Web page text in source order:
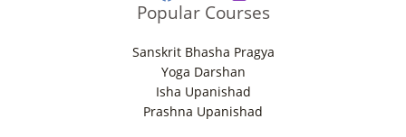
Popular Courses
Sanskrit Bhasha Pragya
Yoga Darshan
Isha Upanishad
Prashna Upanishad